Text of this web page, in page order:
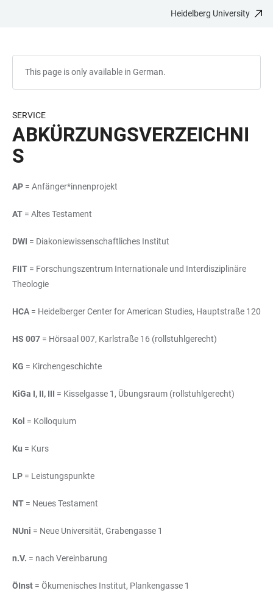
Heidelberg University
This page is only available in German.
SERVICE
ABKÜRZUNGSVERZEICHNI
S
AP = Anfänger*innenprojekt
AT = Altes Testament
DWI = Diakoniewissenschaftliches Institut
FIIT = Forschungszentrum Internationale und Interdisziplinäre
Theologie
HCA = Heidelberger Center for American Studies, Hauptstraße 120
HS 007 = Hörsaal 007, Karlstraße 16 (rollstuhlgerecht)
KG = Kirchengeschichte
KiGa I, II, III = Kisselgasse 1, Übungsraum (rollstuhlgerecht)
Kol = Kolloquium
Ku = Kurs
LP = Leistungspunkte
NT = Neues Testament
NUni = Neue Universität, Grabengasse 1
n.V. = nach Vereinbarung
ÖInst = Ökumenisches Institut, Plankengasse 1